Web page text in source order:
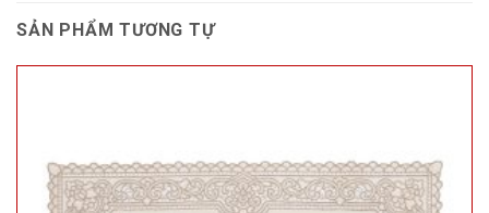
SẢN PHẨM TƯƠNG TỰ